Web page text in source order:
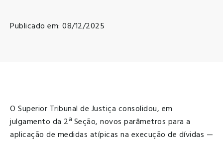
Publicado em: 08/12/2025
O Superior Tribunal de Justiça consolidou, em
julgamento da 2ª Seção, novos parâmetros para a
aplicação de medidas atípicas na execução de dívidas —